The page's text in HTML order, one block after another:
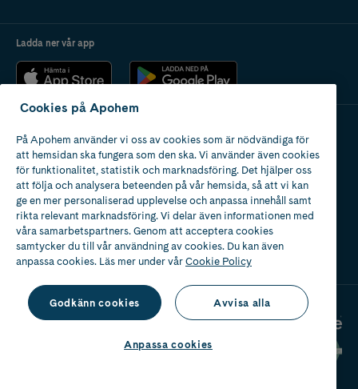
Ladda ner vår app
Apotek med tillstånd
av Läkemedelsverket
Cookies på Apohem
På Apohem använder vi oss av cookies som är nödvändiga för
att hemsidan ska fungera som den ska. Vi använder även cookies
för funktionalitet, statistik och marknadsföring. Det hjälper oss
att följa och analysera beteenden på vår hemsida, så att vi kan
ge en mer personaliserad upplevelse och anpassa innehåll samt
rikta relevant marknadsföring. Vi delar även informationen med
våra samarbetspartners. Genom att acceptera cookies
samtycker du till vår användning av cookies. Du kan även
anpassa cookies. Läs mer under vårCookie Policy
Godkänn cookies Avvisa alla
Anpassa cookies